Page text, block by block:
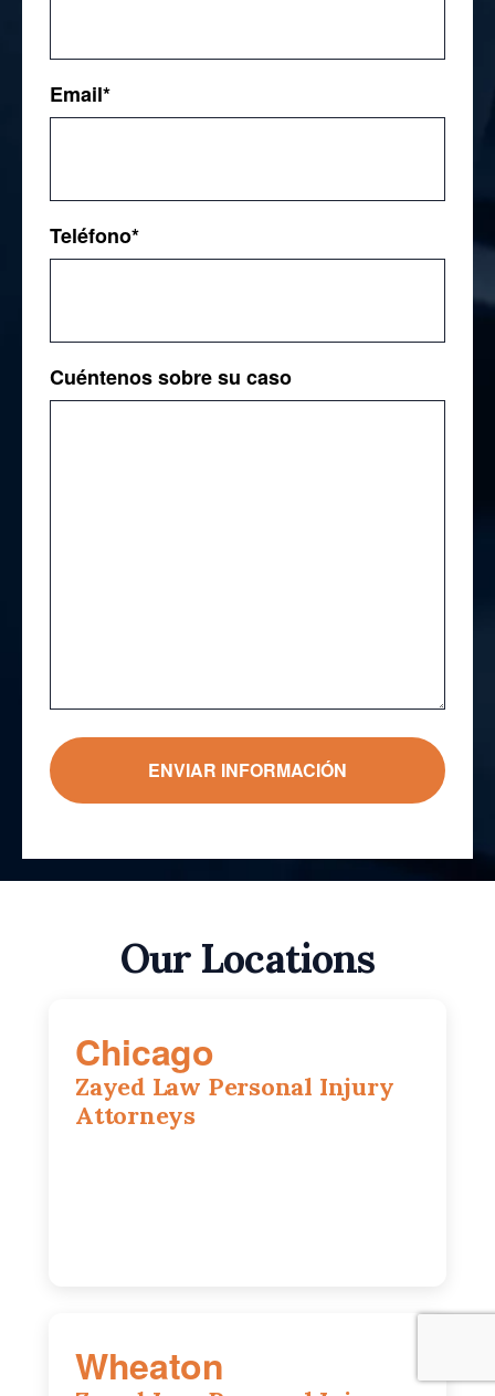
Email*
Teléfono*
Cuéntenos sobre su caso
Our Locations
Chicago
Zayed Law Personal Injury
Attorneys
Wheaton